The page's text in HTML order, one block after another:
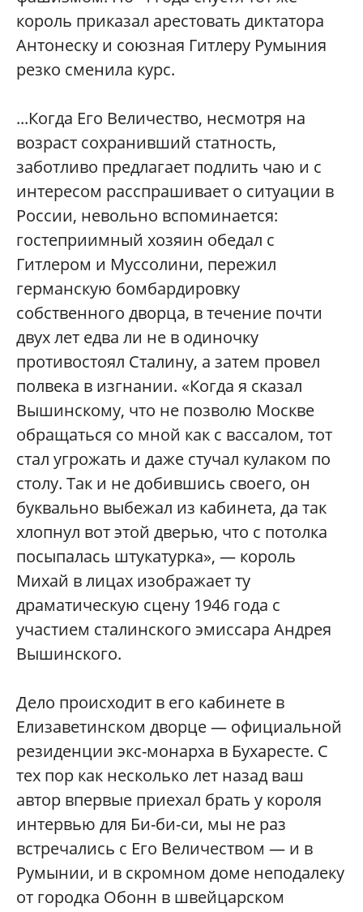
король приказал арестовать диктатора
Антонеску и союзная Гитлеру Румыния
резко сменила курс.
...Когда Его Величество, несмотря на
возраст сохранивший статность,
заботливо предлагает подлить чаю и с
интересом расспрашивает о ситуации в
России, невольно вспоминается:
гостеприимный хозяин обедал с
Гитлером и Муссолини, пережил
германскую бомбардировку
собственного дворца, в течение почти
двух лет едва ли не в одиночку
противостоял Сталину, а затем провел
полвека в изгнании. «Когда я сказал
Вышинскому, что не позволю Москве
обращаться со мной как с вассалом, тот
стал угрожать и даже стучал кулаком по
столу. Так и не добившись своего, он
буквально выбежал из кабинета, да так
хлопнул вот этой дверью, что с потолка
посыпалась штукатурка», — король
Михай в лицах изображает ту
драматическую сцену 1946 года с
участием сталинского эмиссара Андрея
Вышинского.
Дело происходит в его кабинете в
Елизаветинском дворце — официальной
резиденции экс-монарха в Бухаресте. С
тех пор как несколько лет назад ваш
автор впервые приехал брать у короля
интервью для Би-би-си, мы не раз
встречались с Его Величеством — и в
Румынии, и в скромном доме неподалеку
от городка Обонн в швейцарском